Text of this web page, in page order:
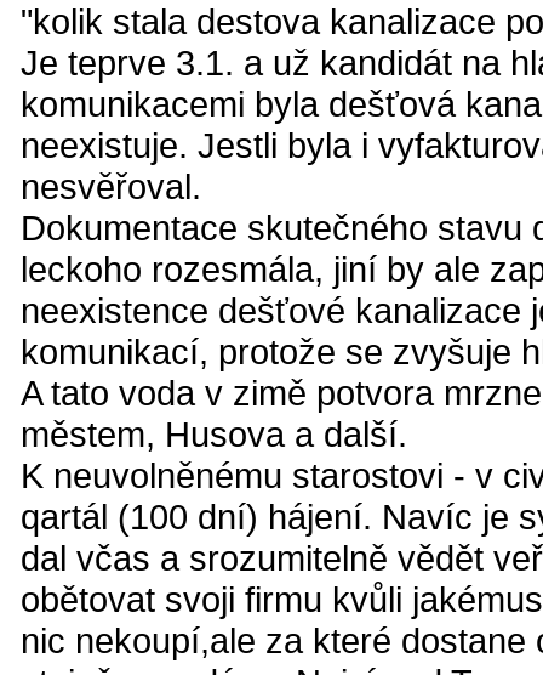
"kolik stala destova kanalizace
Je teprve 3.1. a už kandidát na
komunikacemi byla dešťová
neexistuje. Jestli byla i
nesvěřoval.
Dokumentace skutečného
leckoho rozesmála, jiní by ale
neexistence dešťové kanalizace
komunikací, protože se zvyšuje
A tato voda v zimě potvora
městem, Husova a další.
K neuvolněnému starostovi - v
qartál (100 dní) hájení. Navíc je
dal včas a srozumitelně vědět
obětovat svoji firmu kvůli
nic nekoupí,ale za které